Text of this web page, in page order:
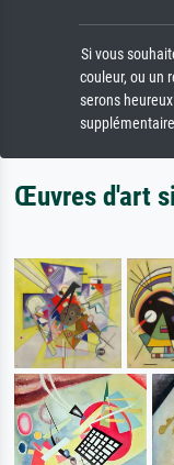
Si vous
couleur, ou un
serons
Œuvres d'art